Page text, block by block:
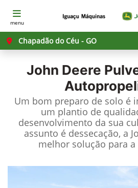
menu
Chapadão do Céu - GO
John Deere
Um bom preparo de solo é
um plantio de
desenvolvimento da sua
assunto é dessecação, a
melhor solução para